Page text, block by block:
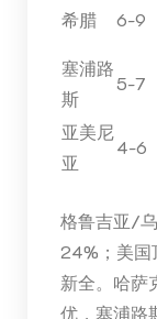
希腊 6-9
塞浦路
斯
5-7
亚美尼
亚
4-6
格鲁吉亚/
24%；美国
新全。哈萨
优，塞浦路